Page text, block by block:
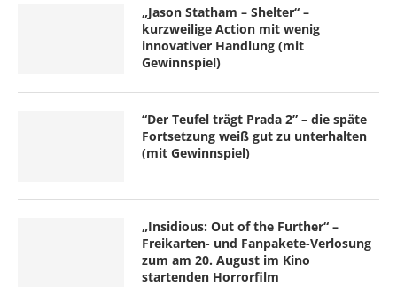
„Jason Statham – Shelter“ –
kurzweilige Action mit wenig
innovativer Handlung (mit
Gewinnspiel)
“Der Teufel trägt Prada 2” – die späte
Fortsetzung weiß gut zu unterhalten
(mit Gewinnspiel)
„Insidious: Out of the Further“ –
Freikarten- und Fanpakete-Verlosung
zum am 20. August im Kino
startenden Horrorfilm